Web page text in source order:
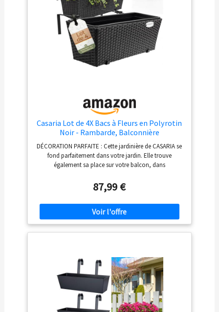
Casaria Lot de 4X Bacs à Fleurs en Polyrotin
Noir - Rambarde, Balconnière
DÉCORATION PARFAITE : Cette jardinière de CASARIA se
fond parfaitement dans votre jardin. Elle trouve
également sa place sur votre balcon, dans
intemporel convient à presque tous les styles de
décoration et de plantes. ROBUSTE : Les bacs à fleurs
sont fabriqués en plastique robuste et sont résistants
aux intempéries. Le matériau durable vous permet
d'utiliser la décoration extérieure pendant plusieurs
aux garde-corps d'une largeur de 5 à 14 cm. Bien
entendu, vous pouvez également utiliser la jardinière
séparément sans support. IRRIGATION : Le fond du bac
à fleurs est fermé, de sorte qu'il puisse être utilisé
comme cache-pot. Si vous souhaitez planter des fleurs
directement, vous pouvez facilement percer de petits
87,99 €